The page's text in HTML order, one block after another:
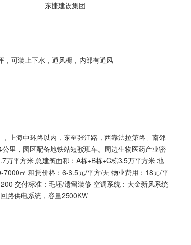
东捷建设集团
，可装上下水，通风橱，内部有通风
上海中环路以内，东至张江路，西靠法拉第路、南邻
里，园区配备地铁站短驳班车。周边生物医药产业密
万平方米 总建筑面积：A栋+B栋+C栋3.5万平方米 地
㎡ 租赁价格：6-6.5元/平方/天 物业费用：18元/平
交付标准：毛坯/遗留装修 空调系统：大金新风系统
路供电系统，容量2500KW